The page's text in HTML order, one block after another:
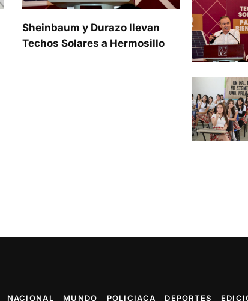
Sheinbaum y Durazo llevan
Techos Solares a Hermosillo
NACIONAL MUNDO POLICIACA DEPORTES